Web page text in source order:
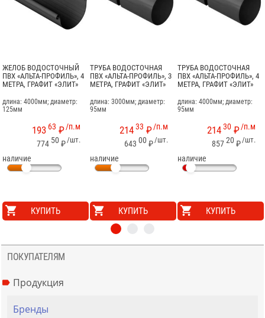
ЖЕЛОБ ВОДОСТОЧНЫЙ
ПВХ «АЛЬТА-ПРОФИЛЬ», 4
МЕТРА, ГРАФИТ «ЭЛИТ»
длина: 4000мм; диаметр:
125мм
/п.м
193 63 ₽
/шт.
774 50 ₽
наличие
КУПИТЬ
ТРУБА ВОДОСТОЧНАЯ
ПВХ «АЛЬТА-ПРОФИЛЬ», 3
МЕТРА, ГРАФИТ «ЭЛИТ»
длина: 3000мм; диаметр:
95мм
/п.м
21433 ₽
/шт.
643 00 ₽
наличие
КУПИТЬ
ТРУБА ВОДОСТОЧНАЯ
ПВХ «АЛЬТА-ПРОФИЛЬ», 4
МЕТРА, ГРАФИТ «ЭЛИТ»
длина: 4000мм; диаметр:
95мм
/п.м
21430 ₽
/шт.
85720 ₽
наличие
КУПИТЬ
ПОКУПАТЕЛЯМ
Продукция
Бренды